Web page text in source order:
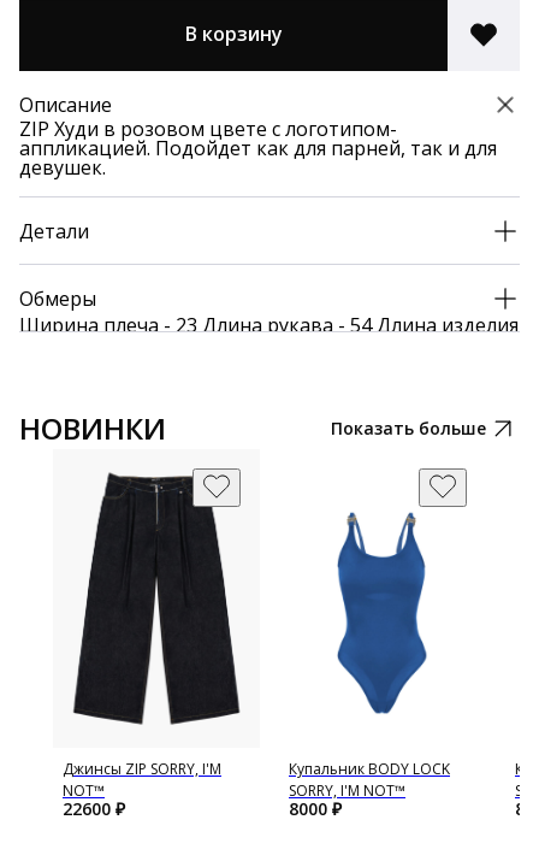
В корзину
Описание
ZIP Худи в розовом цвете с логотипом-
аппликацией. Подойдет как для парней, так и для
девушек.
Детали
Обмеры
Ширина плеча - 23 Длина рукава - 54 Длина изделия
НОВИНКИ Показать больше
Джинсы ZIP SORRY, I'M
NOT™
22600 ₽
Купальник BODY LOCK
SORRY, I'M NOT™
8000 ₽